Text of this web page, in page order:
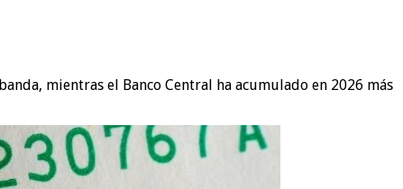
mientras el Banco Central ha acumulado en 2026 más